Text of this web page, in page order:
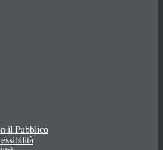
il Pubblico